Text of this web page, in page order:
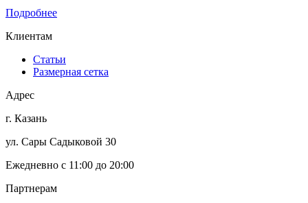
Подробнее
Клиентам
Статьи
Размерная сетка
Адрес
г. Казань
ул. Сары Садыковой 30
Ежедневно с 11:00 до 20:00
Партнерам